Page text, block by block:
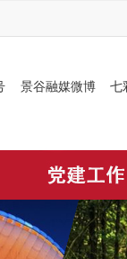
景谷融媒微博 七